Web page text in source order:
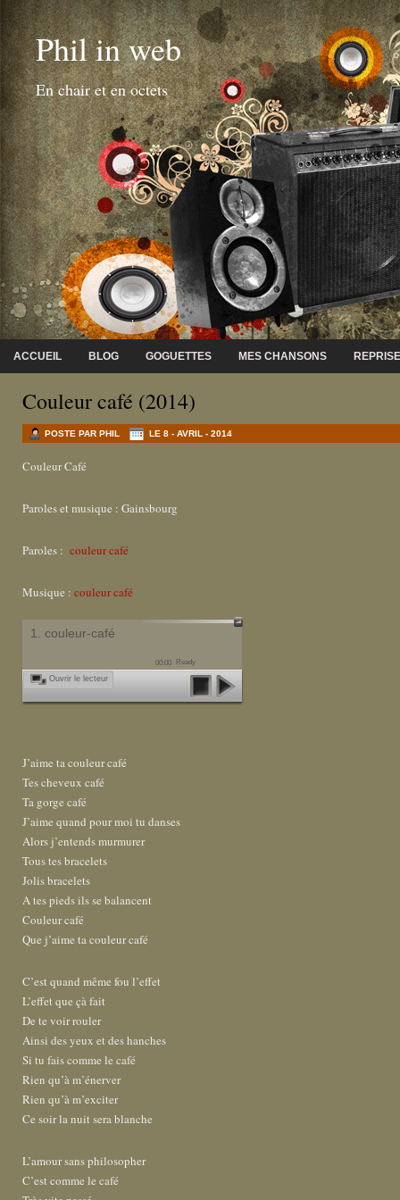
Phil in web
En chair et en octets
ACCUEIL BLOG GOGUETTES MES CHANSONS
Couleur café (2014)
POSTE PAR PHIL LE 8 - AVRIL - 2014
Couleur Café
Paroles et musique : Gainsbourg
Paroles : couleur café
Musique : couleur café
1. couleur-café
00:00 Ready
Ouvrir le lecteur
J’aime ta couleur café
Tes cheveux café
Ta gorge café
J’aime quand pour moi tu danses
Alors j’entends murmurer
Tous tes bracelets
Jolis bracelets
A tes pieds ils se balancent
Couleur café
Que j’aime ta couleur café
C’est quand même fou l’effet
L’effet que çà fait
De te voir rouler
Ainsi des yeux et des hanches
Si tu fais comme le café
Rien qu’à m’énerver
Rien qu’à m’exciter
Ce soir la nuit sera blanche
L’amour sans philosopher
C’est comme le café